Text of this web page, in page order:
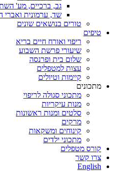
גב, ברכיים, מע'
שד, ערמונית ואברי
טורים בנושאים שונים
טיפים
ריפוי ואורח חיים בריא
שיעורי פרשת השבוע
שלום בית ופרנסה
עצות למטפלים
קיימות וטיולים
מתכונים
מתכוני סגולה לריפוי
מנות עיקריות
סלטים ומנות ראשונות
מרקים
קינוחים ומשקאות
מתכוני ילדים
קורס מטפלים
צרו קשר
English